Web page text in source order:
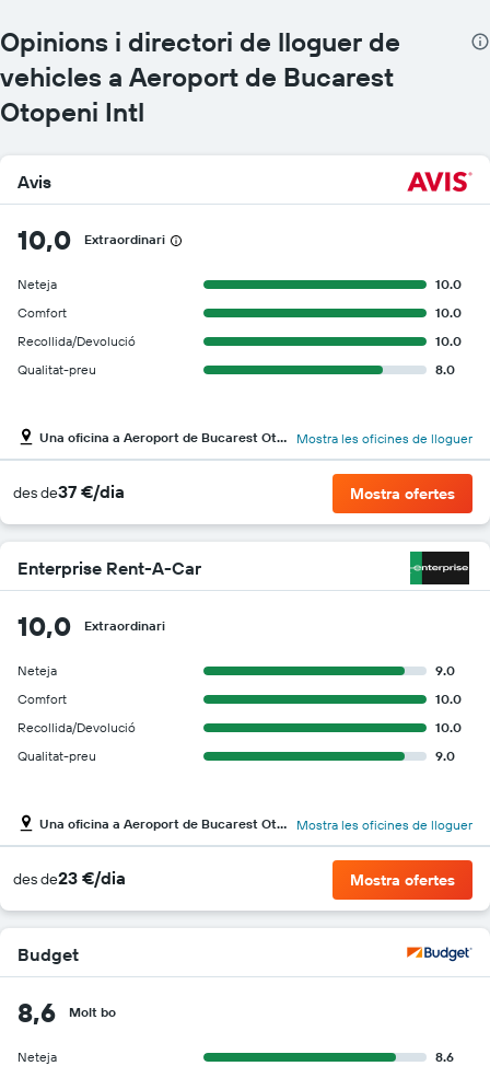
Opinions i directori de lloguer de
vehicles a Aeroport de Bucarest
Otopeni Intl
Avis
10,0 Extraordinari
Neteja
10.0
Comfort
10.0
Recollida/Devolució
10.0
Qualitat-preu
8.0
Una oficina a Aeroport de Bucarest Otopeni Intl Mostra les oficines de lloguer
des de37 €/dia Mostra ofertes
Enterprise Rent-A-Car
10,0 Extraordinari
Neteja
9.0
Comfort
10.0
Recollida/Devolució
10.0
Qualitat-preu
9.0
Una oficina a Aeroport de Bucarest Otopeni Intl Mostra les oficines de lloguer
des de23 €/dia Mostra ofertes
Budget
8,6 Molt bo
Neteja
8.6